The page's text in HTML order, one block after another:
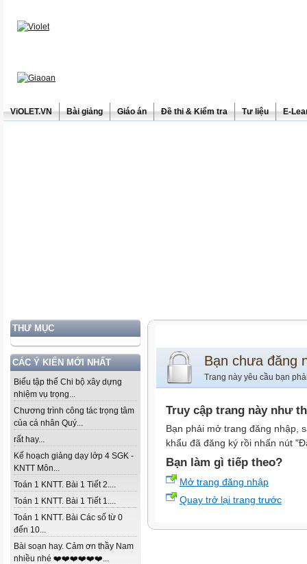
ViOLET.VN Bài giảng Giáo án Đề thi & Kiểm tra Tư liệu E-
THƯ MỤC
CÁC Ý KIẾN MỚI NHẤT
Biểu tập thể Chi bộ xây dựng
nhiệm vụ trọng...
Chương trình công tác trọng tâm
của cá nhân Quý...
rất hay...
Kế hoạch giảng dạy lớp 4 SGK -
KNTT Môn...
Toán 1 KNTT. Bài 1 Tiết 2....
Toán 1 KNTT. Bài 1 Tiết 1....
Toán 1 KNTT. Bài Các số từ 0
đến 10...
Bài soạn hay. Cảm ơn thầy Nam
nhiều nhé ❤️❤️❤️❤️❤️❤️...
Bạn chưa đăng
Trang này yêu cầu bạn
Truy cập trang này như
Bạn phải mở trang đăng nhập,
khẩu đã đăng ký rồi nhấn nút
Bạn làm gì tiếp theo?
Mở trang đăng nhập
Quay trở lại trang trước